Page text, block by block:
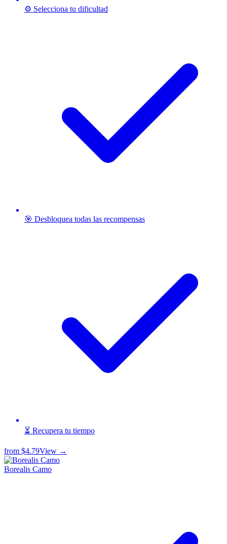
⚙️ Selecciona tu dificultad
🎯 Desbloquea todas las recompensas
⏳ Recupera tu tiempo
from $4.79View →
Borealis Camo